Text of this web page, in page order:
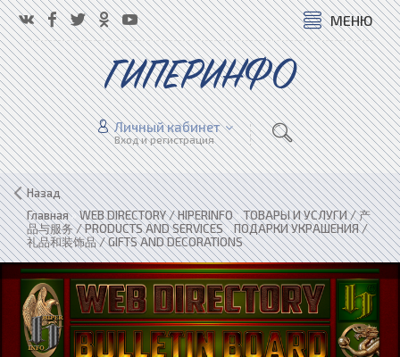
МЕНЮ
ГИПЕРИНФО
Личный кабинет
Вход и регистрация
Назад
Главная»WEB DIRECTORY / HIPERINFO»ТОВАРЫ И УСЛУГИ / 产
品与服务 / PRODUCTS AND SERVICES»ПОДАРКИ УКРАШЕНИЯ /
礼品和装饰品 / GIFTS AND DECORATIONS